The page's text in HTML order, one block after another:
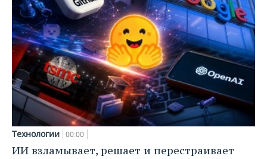
Технологии 00:00
ИИ взламывает, решает и перестраивает